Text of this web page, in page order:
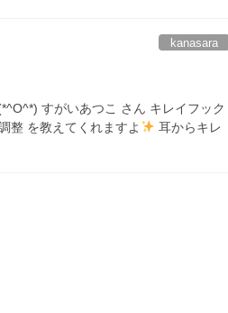
kanasara
すがいあつこ さん キレイフック
整 を教えてくれますよ
耳からキレ